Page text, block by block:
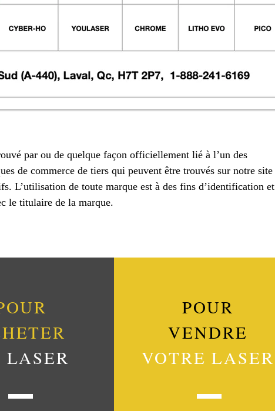
par ou de quelque façon officiellement lié à l’un des
de commerce de tiers qui peuvent être trouvés sur notre site
L’utilisation de toute marque est à des fins d’identification et
le titulaire de la marque.
LASER
POUR
VENDRE
VOTRE LASER